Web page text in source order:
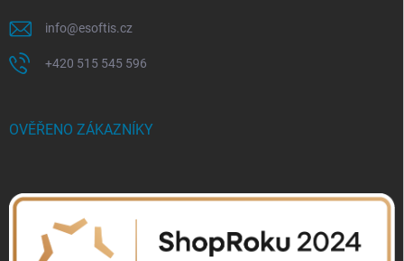
info@esoftis.cz
+420 515 545 596
OVĚŘENO ZÁKAZNÍKY